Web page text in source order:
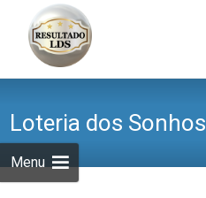
Menu
Loteria dos Sonhos